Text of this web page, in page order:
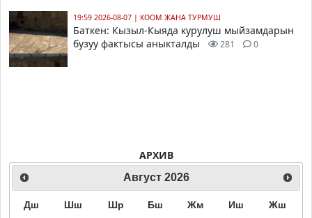
19:59 2026-08-07 | КООМ ЖАНА ТУРМУШ
Баткен: Кызыл-Кыяда курулуш мыйзамдарын
бузуу фактысы аныкталды
281 0
АРХИВ
Август 2026
Дш Шш Шр Бш Жм Иш Жш